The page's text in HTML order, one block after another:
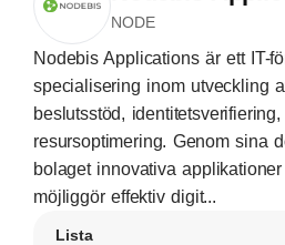
NODE
Nodebis Applications är ett IT-
specialisering inom utveckling
beslutsstöd,
resursoptimering. Genom sina
bolaget innovativa
möjliggör effektiv digit...
Lista